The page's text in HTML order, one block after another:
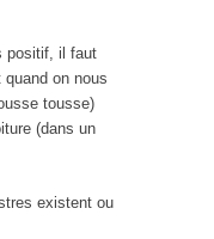
positif, il faut
on nous
tousse)
(dans un
existent ou